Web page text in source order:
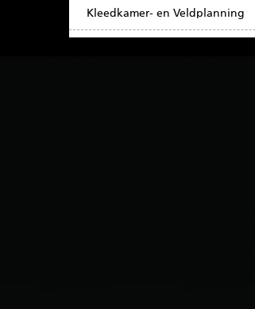
Kleedkamer- en Veldplanning